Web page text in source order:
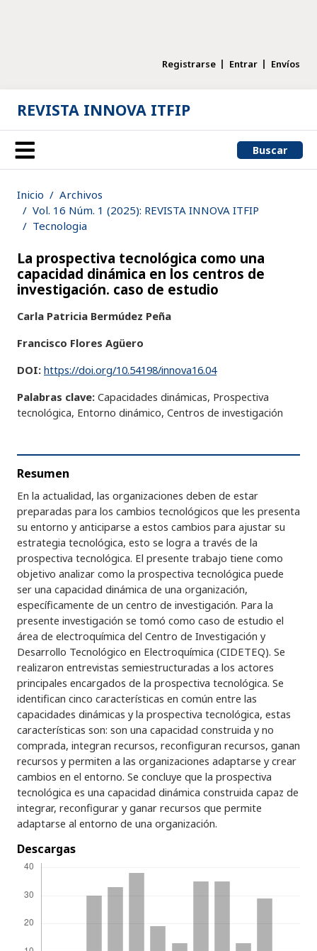
Registrarse Entrar Envíos
REVISTA INNOVA ITFIP
Buscar
Inicio
Archivos
Vol. 16 Núm. 1 (2025): REVISTA INNOVA ITFIP
Tecnologia
La prospectiva tecnológica como una
capacidad dinámica en los centros de
investigación. caso de estudio
Carla Patricia Bermúdez Peña
Francisco Flores Agüero
DOI: https://doi.org/10.54198/innova16.04
Palabras clave: Capacidades dinámicas, Prospectiva
tecnológica, Entorno dinámico, Centros de investigación
Resumen
En la actualidad, las organizaciones deben de estar
preparadas para los cambios tecnológicos que les presenta
su entorno y anticiparse a estos cambios para ajustar su
estrategia tecnológica, esto se logra a través de la
prospectiva tecnológica. El presente trabajo tiene como
objetivo analizar como la prospectiva tecnológica puede
ser una capacidad dinámica de una organización,
específicamente de un centro de investigación. Para la
presente investigación se tomó como caso de estudio el
área de electroquímica del Centro de Investigación y
Desarrollo Tecnológico en Electroquímica (CIDETEQ). Se
realizaron entrevistas semiestructuradas a los actores
principales encargados de la prospectiva tecnológica. Se
identifican cinco características en común entre las
capacidades dinámicas y la prospectiva tecnológica, estas
características son: son una capacidad construida y no
comprada, integran recursos, reconfiguran recursos, ganan
recursos y permiten a las organizaciones adaptarse y crear
cambios en el entorno. Se concluye que la prospectiva
tecnológica es una capacidad dinámica construida capaz de
integrar, reconfigurar y ganar recursos que permite
adaptarse al entorno de una organización.
Descargas